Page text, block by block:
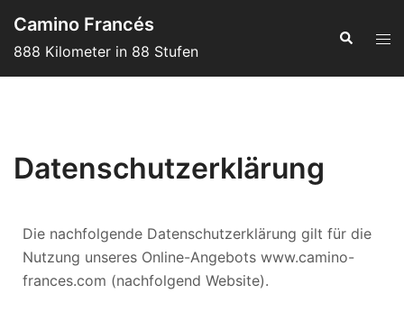
Camino Francés
888 Kilometer in 88 Stufen
Datenschutzerklärung
Die nachfolgende Datenschutzerklärung gilt für die
Nutzung unseres Online-Angebots www.camino-
frances.com (nachfolgend Website).